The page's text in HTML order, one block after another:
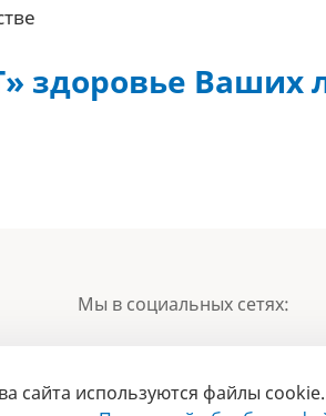
здоровье
Мы в социальных сетях:
БРЕНД
сайта используются файлы